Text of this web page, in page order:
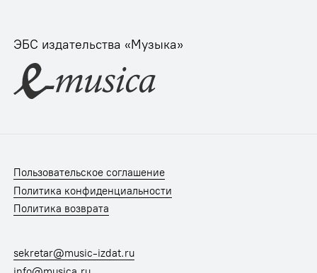
ЭБС издательства «Музыка»
Пользовательское соглашение
Политика конфиденциальности
Политика возврата
sekretar@music-izdat.ru